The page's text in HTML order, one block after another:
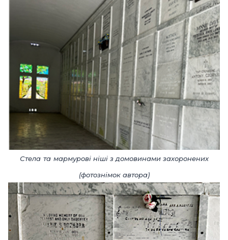
Стела та мармурові ніші з домовинами захоронених
(фотознімок автора)